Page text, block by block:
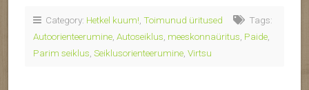
Category: Hetkel kuum!, Toimunud üritused
Tags:
Autoorienteerumine, Autoseiklus, meeskonnaüritus, Paide,
Parim seiklus, Seiklusorienteerumine, Virtsu